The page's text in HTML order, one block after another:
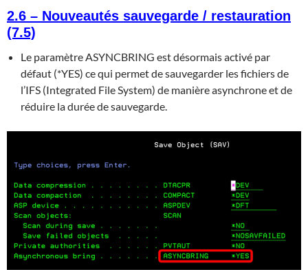
2.6 – Nouveautés sauvegarde / restauration
(7.5)
Le paramètre ASYNCBRING est désormais activé par
défaut (*YES) ce qui permet de sauvegarder les fichiers de
l’IFS (Integrated File System) de manière asynchrone et de
réduire la durée de sauvegarde.